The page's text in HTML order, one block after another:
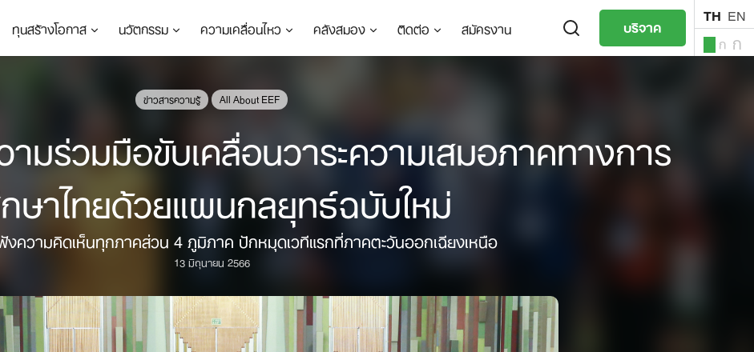
ทุนสร้างโอกาส นวัตกรรม ความเคลื่อนไหว คลังสมอง ติดต่อ สมัครงาน บริจาค TH EN
ก ก
ข่าวสารความรู้ All About EEF
มร่วมมือขับเคลื่อนวาระความเสมอภาคทางการ
ษาไทยด้วยแผนกลยุทธ์ฉบับใหม่
งความคิดเห็นทุกภาคส่วน 4 ภูมิภาค ปักหมุดเวทีแรกที่ภาคตะวันออกเฉียงเหนือ
13 มิถุนายน 2566